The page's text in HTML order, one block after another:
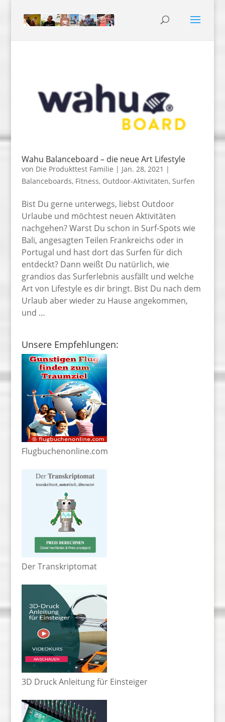
Wahu Balanceboard – die neue Art Lifestyle
von Die Produkttest Familie | Jan. 28, 2021 |
Balanceboards, Fitness, Outdoor-Aktivitäten, Surfen
Bist Du gerne unterwegs, liebst Outdoor
Urlaube und möchtest neuen Aktivitäten
nachgehen? Warst Du schon in Surf-Spots wie
Bali, angesagten Teilen Frankreichs oder in
Portugal und hast dort das Surfen für dich
entdeckt? Dann weißt Du natürlich, wie
grandios das Surferlebnis ausfällt und welche
Art von Lifestyle es dir bringt. Bist Du nach dem
Urlaub aber wieder zu Hause angekommen,
und …
Unsere Empfehlungen:
Flugbuchenonline.com
Der Transkriptomat
3D Druck Anleitung für Einsteiger